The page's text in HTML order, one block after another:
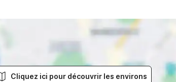
Cliquez ici pour découvrir les environs